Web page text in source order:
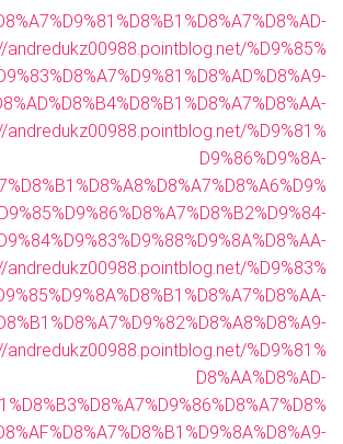
andredukz00988.pointblog.net/%D9%85%
andredukz00988.pointblog.net/%D9%81%
D9%86%D9%8A-
andredukz00988.pointblog.net/%D9%83%
andredukz00988.pointblog.net/%D9%81%
D8%AA%D8%AD-